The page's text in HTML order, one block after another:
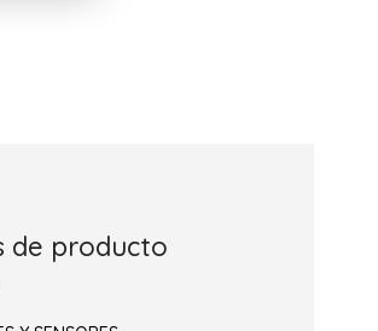
de producto